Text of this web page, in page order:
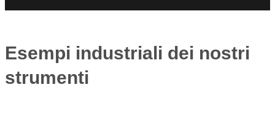
Esempi industriali dei nostri
strumenti